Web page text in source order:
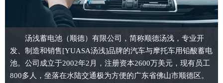
汤浅蓄电池（顺德）有限公司，简称顺德汤浅，专业开
发、制造和销售[YUASA汤浅]品牌的汽车与摩托车用铅酸蓄电
池。公司成立于2002年2月，注册资本2600万美元，现有员工
800多人，坐落在水陆交通极为方便的广东省佛山市顺德区。